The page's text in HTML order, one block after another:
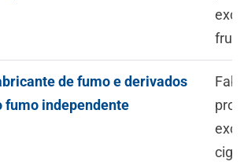
de fumo e derivados
fumo independente